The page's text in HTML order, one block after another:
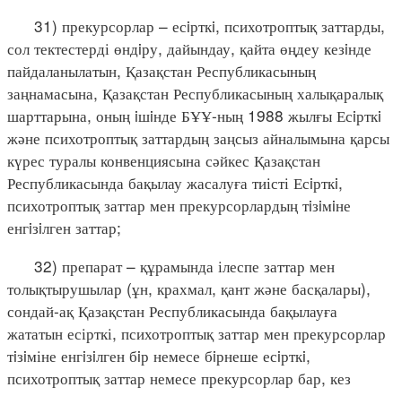
31) прекурсорлар – есiрткi, психотроптық заттарды,
сол тектестерді өндiру, дайындау, қайта өңдеу кезiнде
пайдаланылатын, Қазақстан Республикасының
заңнамасына, Қазақстан Республикасының халықаралық
шарттарына, оның iшiнде БҰҰ-ның 1988 жылғы Есiрткi
және психотроптық заттардың заңсыз айналымына қарсы
күрес туралы конвенциясына сәйкес Қазақстан
Республикасында бақылау жасалуға тиісті Есiрткi,
психотроптық заттар мен прекурсорлардың тiзiмiне
енгiзiлген заттар;
32) препарат – құрамында ілеспе заттар мен
толықтырушылар (ұн, крахмал, қант және басқалары),
сондай-ақ Қазақстан Республикасында бақылауға
жататын есірткі, психотроптық заттар мен прекурсорлар
тiзiміне енгiзiлген бiр немесе бiрнеше есiрткi,
психотроптық заттар немесе прекурсорлар бар, кез